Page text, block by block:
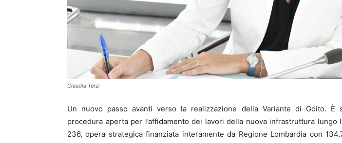
Claudia Terzi
Un nuovo passo avanti verso la realizzazione della Variante di Goito. È
procedura aperta per l’affidamento dei lavori della nuova infrastruttura lungo
236, opera strategica finanziata interamente da Regione Lombardia con